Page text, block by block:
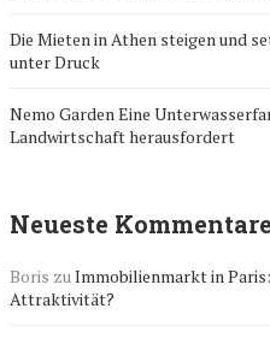
Die Mieten in Athen steigen und
unter Druck
Nemo Garden Eine
Landwirtschaft herausfordert
Neueste Kommentare
Boris zuImmobilienmarkt in
Attraktivität?